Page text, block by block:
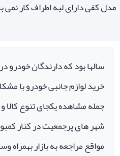
مدل کفی دارای لبه اطراف کار نمی
سالها بود که دارندگان خودرو
خرید لوازم جانبی خودرو با
جمله مشاهده یکجای تنوع
شهر های پرجمعیت در کنار
مواقع مراجعه به بازار بهمراه